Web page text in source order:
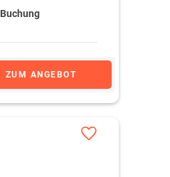
ZUM ANGEBOT
Buchung